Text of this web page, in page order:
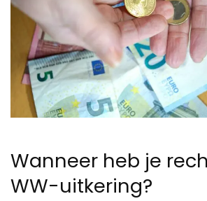
Wanneer heb je
WW-uitkering?